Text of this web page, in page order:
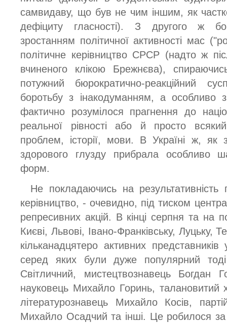
самвидаву, що був не чим іншим, як
дефіциту гласності). З другого ж
зростанням політичної активності мас
політичне керівництво СРСР (надто ж
вчиненого клікою Брежнєва),
потужний бюрократично-реакційний
боротьбу з інакодуманням, а особливо
фактично розумілося прагнення до
реальної рівності або й просто
проблем, історії, мови. В Україні ж, як
здорового глузду прибрала особливо
форм.
Не покладаючись на результативність
керівництво, - очевидно, під тиском
репресивних акцій. В кінці серпня та на
Києві, Львові, Івано-Франківську, Луцьку,
кільканадцятеро активних представників
серед яких були дуже популярний тоді
Світличний, мистецтвознавець Богдан
науковець Михайло Горинь,
літературознавець Михайло Косів,
Михайло Осадчий та інші. Це робилося за